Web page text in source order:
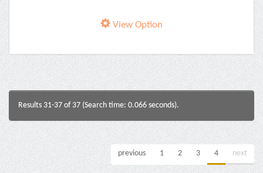
View Option
Results 31-37 of 37 (Search time: 0.066 seconds).
previous 1 2 3 4 next